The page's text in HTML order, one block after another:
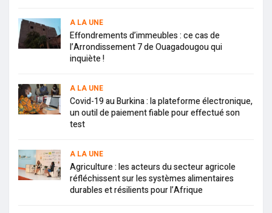
A LA UNE
Effondrements d’immeubles : ce cas de
l’Arrondissement 7 de Ouagadougou qui
inquiète !
A LA UNE
Covid-19 au Burkina : la plateforme électronique,
un outil de paiement fiable pour effectué son
test
A LA UNE
Agriculture : les acteurs du secteur agricole
réfléchissent sur les systèmes alimentaires
durables et résilients pour l’Afrique